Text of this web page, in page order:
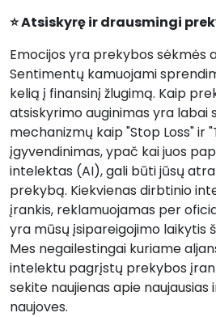
⭐ Atsiskyrę ir drausmingi
Emocijos yra prekybos sėkmės
Sentimentų kamuojami
kelią į finansinį žlugimą. Kaip
atsiskyrimo auginimas yra labai
mechanizmų kaip "Stop Loss" ir
įgyvendinimas, ypač kai juos
intelektas (AI), gali būti jūsų
prekybą. Kiekvienas dirbtinio
įrankis, reklamuojamas per
yra mūsų įsipareigojimo laikytis
Mes negailestingai kuriame
intelektu pagrįstų prekybos
sekite naujienas apie naujausias
naujoves.